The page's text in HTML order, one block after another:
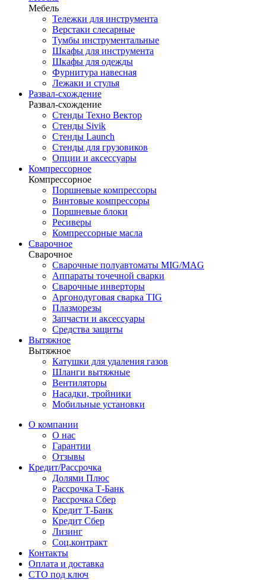
Мебель
Тележки для инструмента
Верстаки слесарные
Тумбы инструментальные
Шкафы для инструмента
Шкафы для одежды
Фурнитура навесная
Лежаки и стулья
Развал-схождение
Развал-схождение
Стенды Техно Вектор
Стенды Sivik
Стенды Launch
Стенды для грузовиков
Опции и аксессуары
Компрессорное
Компрессорное
Поршневые компрессоры
Винтовые компрессоры
Поршневые блоки
Ресиверы
Компрессорные масла
Сварочное
Сварочное
Сварочные полуавтоматы MIG/MAG
Аппараты точечной сварки
Сварочные инверторы
Аргонодуговая сварка TIG
Плазморезы
Запчасти и аксессуары
Средства защиты
Вытяжное
Вытяжное
Катушки для удаления газов
Шланги вытяжные
Вентиляторы
Насадки, тройники
Мобильные установки
О компании
О нас
Гарантии
Отзывы
Кредит/Рассрочка
Долями Плюс
Рассрочка Т-Банк
Рассрочка Сбер
Кредит Т-Банк
Кредит Сбер
Лизинг
Соц.контракт
Контакты
Оплата и доставка
СТО под ключ